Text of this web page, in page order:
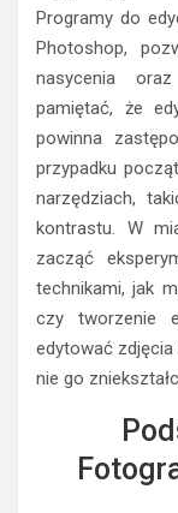
Programy do
Photoshop,
nasycenia
pamiętać, że
powinna
przypadku
narzędziach,
kontrastu. W
zacząć
technikami, jak
czy tworzenie
edytować
nie go